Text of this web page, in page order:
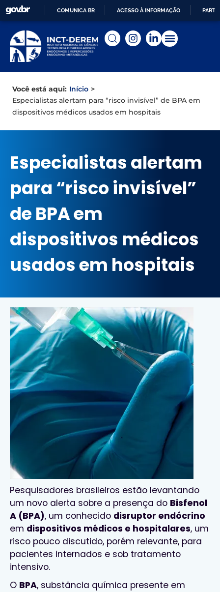
PARA
COMUNICA BR ACESSO À INFORMAÇÃO
Você está aqui: Início >
Especialistas alertam para “risco invisível” de BPA em
dispositivos médicos usados em hospitais
Especialistas alertam
para “risco invisível”
de BPA em
dispositivos médicos
usados em hospitais
Pesquisadores brasileiros estão levantando
um novo alerta sobre a presença do Bisfenol
A (BPA), um conhecido disruptor endócrino
em dispositivos médicos e hospitalares, um
risco pouco discutido, porém relevante, para
pacientes internados e sob tratamento
intensivo.
O BPA, substância química presente em